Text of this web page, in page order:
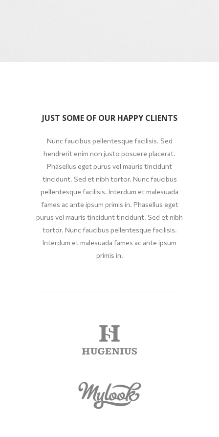
JUST SOME OF OUR HAPPY CLIENTS
Nunc faucibus pellentesque facilisis. Sed
hendrerit enim non justo posuere placerat.
Phasellus eget purus vel mauris tincidunt
tincidunt. Sed et nibh tortor. Nunc faucibus
pellentesque facilisis. Interdum et malesuada
fames ac ante ipsum primis in. Phasellus eget
purus vel mauris tincidunt tincidunt. Sed et nibh
tortor. Nunc faucibus pellentesque facilisis.
Interdum et malesuada fames ac ante ipsum
primis in.